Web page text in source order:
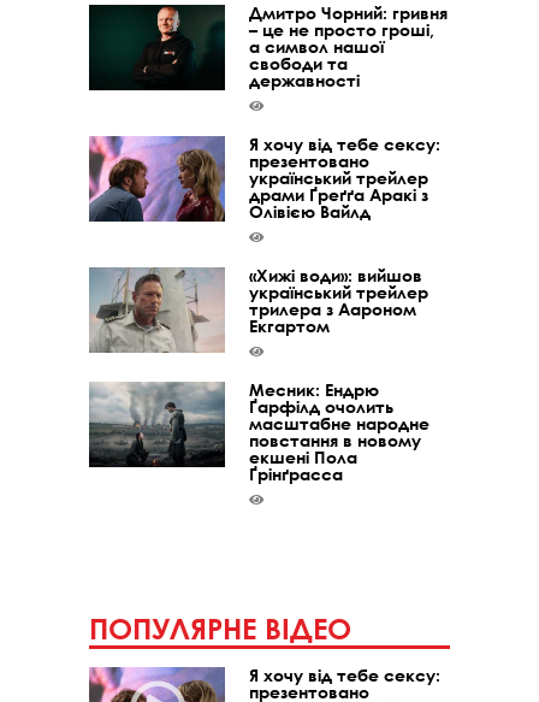
Дмитро Чорний: гривня
– це не просто гроші,
а символ нашої
свободи та
державності
Я хочу від тебе сексу:
презентовано
український трейлер
драми Ґреґґа Аракі з
Олівією Вайлд
«Хижі води»: вийшов
український трейлер
трилера з Аароном
Екгартом
Месник: Ендрю
Ґарфілд очолить
масштабне народне
повстання в новому
екшені Пола
Ґрінґрасса
ПОПУЛЯРНЕ ВІДЕО
Я хочу від тебе сексу:
презентовано